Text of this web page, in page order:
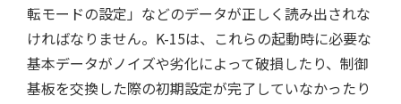
転モードの設定」などのデータが正しく読み出されな
ければなりません。K-15は、これらの起動時に必要な
基本データがノイズや劣化によって破損したり、制御
基板を交換した際の初期設定が完了していなかったり